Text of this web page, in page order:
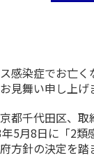
感染症でお亡
見舞い申し上げ
都千代田区、
5月8日に「2
方針の決定を踏